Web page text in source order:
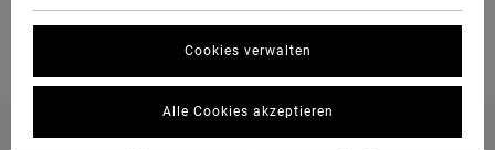
HIS DRAWING OF, YOU GUESSED IT, NO STRAIGHT LINES, IN HIS LATEST EDIT FILMED
Cookies verwalten
Alle Cookies akzeptieren